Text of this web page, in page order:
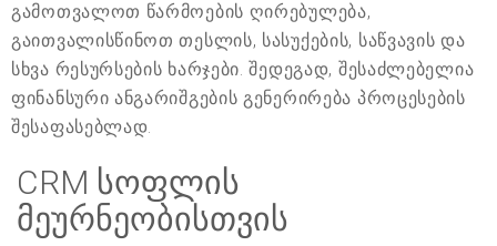
გამოთვალოთ წარმოების ღირებულება,
გაითვალისწინოთ თესლის, სასუქების, საწვავის და
სხვა რესურსების ხარჯები. შედეგად, შესაძლებელია
ფინანსური ანგარიშგების გენერირება პროცესების
შესაფასებლად.
CRM სოფლის
მეურნეობისთვის